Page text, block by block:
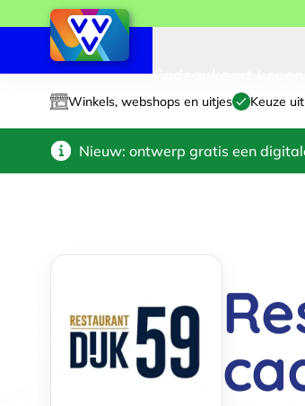
Winkels, webshops en uitjes Keuze
Nieuw: ontwerp gratis een